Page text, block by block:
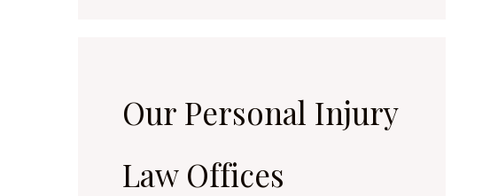
Our Personal Injury
Law Offices